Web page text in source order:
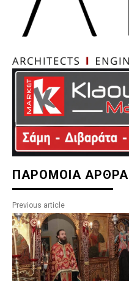
ΠΑΡΟΜΟΙΑ ΑΡΘΡΑ
Previous article